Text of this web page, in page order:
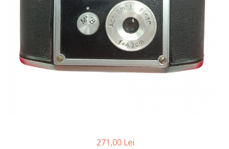
Filtre White Balance
Accesorii filtre
Convertoare pe filet foto video
Inele reductii obiective
Curatare si intretinere
Bracket-uri si suporti
Huse protectie blitz extern
Huse protectie filtre gel
Incarcatoare acumulatori Foto-
Huse protectie acumulatori foto
Tablete grafice
Adaptoare pentru convertoare sau
Drone
Camere Video Compacte
Selfie Stick
produs
Declansatoare Radio si Infrarosu
Huse si genti pentru studio
Becuri si lampa blitz studio
Suruburi si piulite, adaptoare de
Imprimante SECOND HAND
Video - Convertoare pe filet
Acumulatori si incarcatoare S.H.
Adaptoare pentru compacte
271,00 Lei